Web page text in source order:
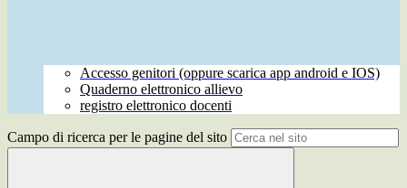
Accesso genitori (oppure scarica app android e IOS)
Quaderno elettronico allievo
registro elettronico docenti
Campo di ricerca per le pagine del sito